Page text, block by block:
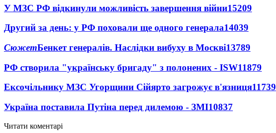
У МЗС РФ відкинули можливість завершення війни15209
Другий за день: у РФ поховали ще одного генерала14039
СюжетБенкет генералів. Наслідки вибуху в Москві13789
РФ створила "українську бригаду" з полонених - ISW11879
Ексочільнику МЗС Угорщини Сійярто загрожує в'язниця11739
Україна поставила Путіна перед дилемою - ЗМІ10837
Читати коментарі